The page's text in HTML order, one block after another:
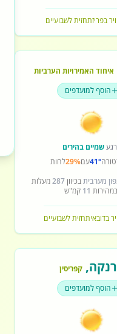
בפריזתחזית לשבועיים
איחוד האמירויות הערביות
הוסף למועדפים
שמיים בהירים
41°עם29%לחות
מערביתבכיוון287מעלות
11 קמ"ש
בדובאיתחזית לשבועיים
, קפריסין
הוסף למועדפים